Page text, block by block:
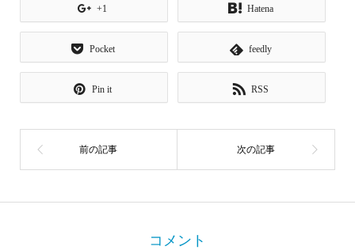
+1 Hatena
Pocket feedly
Pin it RSS
コメント